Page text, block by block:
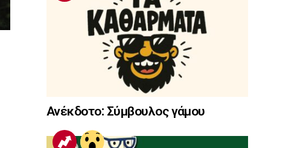
Ανέκδοτο: Σύμβουλος γάμου